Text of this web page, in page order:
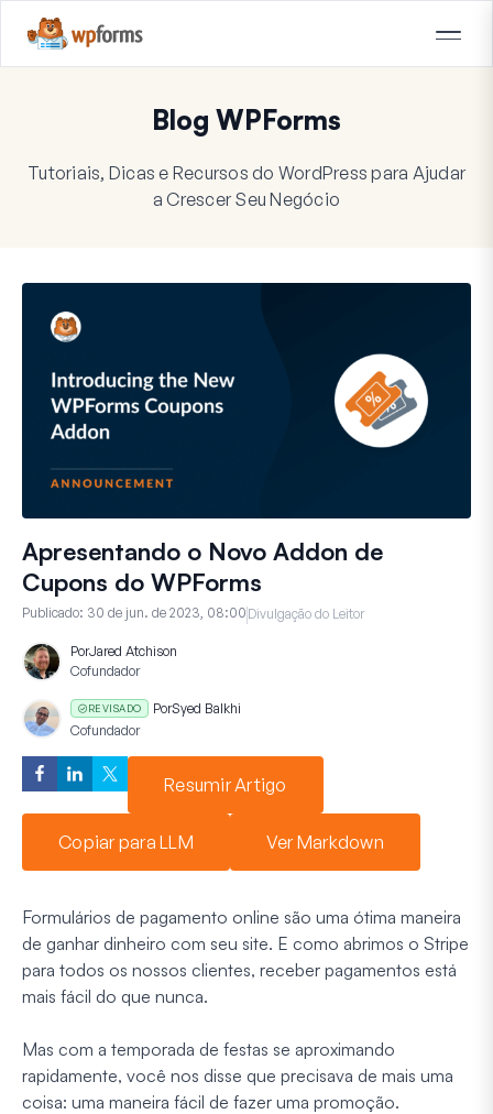
Blog WPForms
Tutoriais, Dicas e Recursos do WordPress para Ajudar
a Crescer Seu Negócio
Apresentando o Novo Addon de
Cupons do WPForms
Publicado: 30 de jun. de 2023, 08:00 Divulgação do Leitor
PorJared Atchison
Cofundador
REVISADO PorSyed Balkhi
Cofundador
Resumir Artigo
Copiar para LLM Ver Markdown
Formulários de pagamento online são uma ótima maneira
de ganhar dinheiro com seu site. E como abrimos o Stripe
para todos os nossos clientes, receber pagamentos está
mais fácil do que nunca.
Mas com a temporada de festas se aproximando
rapidamente, você nos disse que precisava de mais uma
coisa: uma maneira fácil de fazer uma promoção.